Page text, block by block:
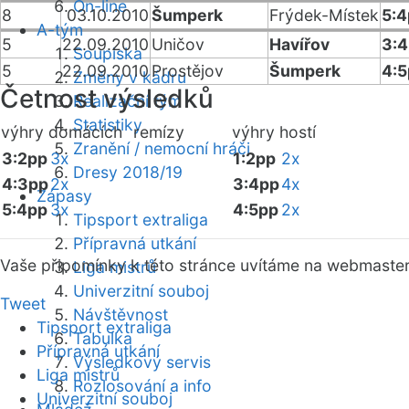
On-line
A-tým
Soupiska
Změny v kádru
Realizační tým
Statistiky
Zranění / nemocní hráči
Dresy 2018/19
Zápasy
Tipsport extraliga
Přípravná utkání
Liga mistrů
Univerzitní souboj
Návštěvnost
Tabulka
Výsledkový servis
Rozlosování a info
8
03.10.2010Šumperk Frýdek-Místek
5
22.09.2010 Uničov Havířov
5
22.09.2010Prostějov Šumperk
Četnost výsledků
výhry domácíchremízy výhry hostí
3:2pp3x
4:3pp2x
5:4pp3x
1:2pp 2x
3:4pp4x
4:5pp2x
Vaše připomínky k této stránce uvítáme na webmaster
Tweet
Tipsport extraliga
Přípravná utkání
Liga mistrů
Univerzitní souboj